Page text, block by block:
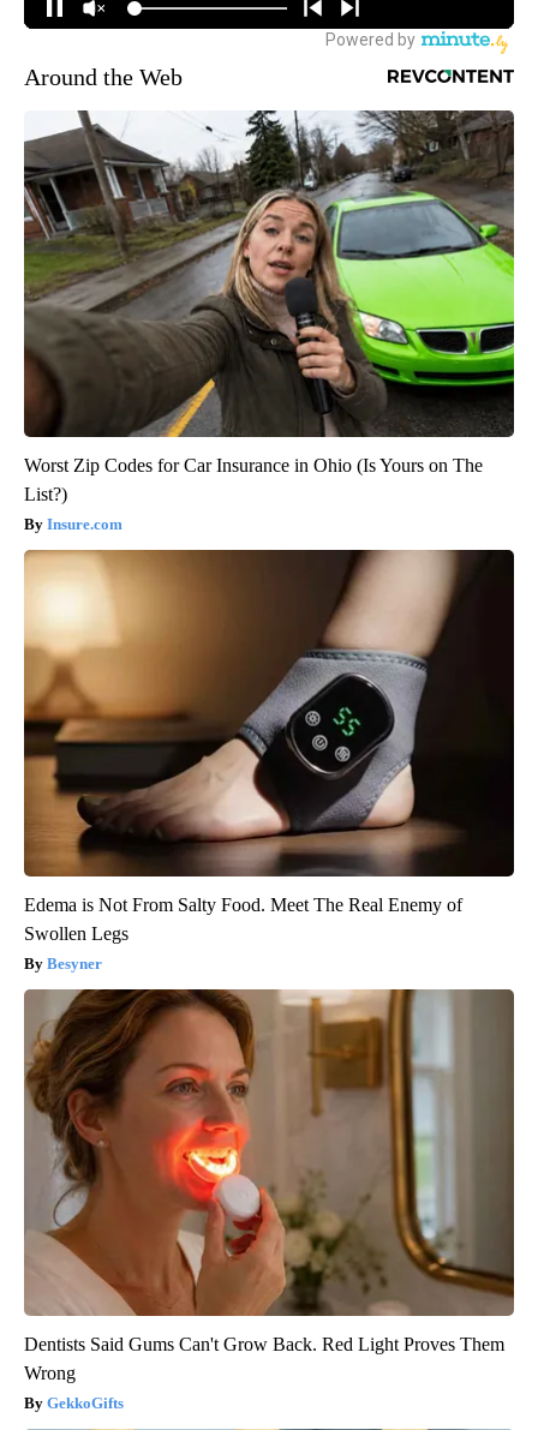
Around the Web
Worst Zip Codes for Car Insurance in Ohio (Is Yours on The
List?)
Insure.com
Edema is Not From Salty Food. Meet The Real Enemy of
Swollen Legs
Besyner
Dentists Said Gums Can't Grow Back. Red Light Proves Them
Wrong
GekkoGifts